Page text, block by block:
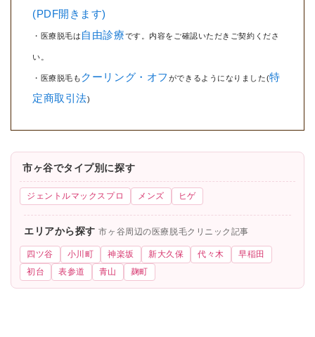
(PDF開きます)
・医療脱毛は 自由診療です。内容をご確認いただきご契約くださ
い。
・医療脱毛も クーリング・オフ ができるようになりました(特
定商取引法)
市ヶ谷でタイプ別に探す
ジェントルマックスプロ メンズ ヒゲ
エリアから探す市ヶ谷周辺の医療脱毛クリニック記事
四ツ谷 小川町 神楽坂 新大久保 代々木
早稲田
初台
表参道 青山 麹町